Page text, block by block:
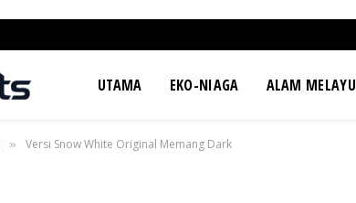
UTAMA EKO-NIAGA ALAM MELAYU
» Versi Snow White Original Memang Dark